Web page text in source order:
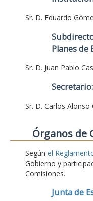
Sr. D. Eduardo
Planes de
Sr. D. Juan Pablo
Secretario:
Sr. D. Carlos Alonso
Órganos de
Según el
Gobierno y
Comisiones.
Junta de